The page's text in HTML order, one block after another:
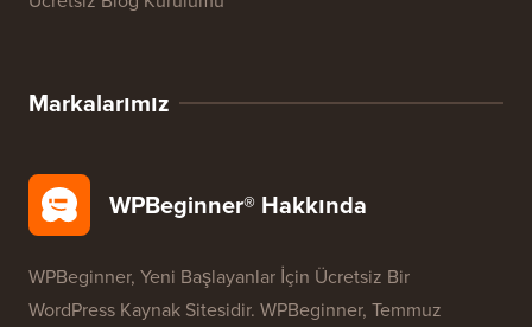
Markalarımız
WPBeginner® Hakkında
WPBeginner, Yeni Başlayanlar İçin Ücretsiz Bir
WordPress Kaynak Sitesidir. WPBeginner, Temmuz